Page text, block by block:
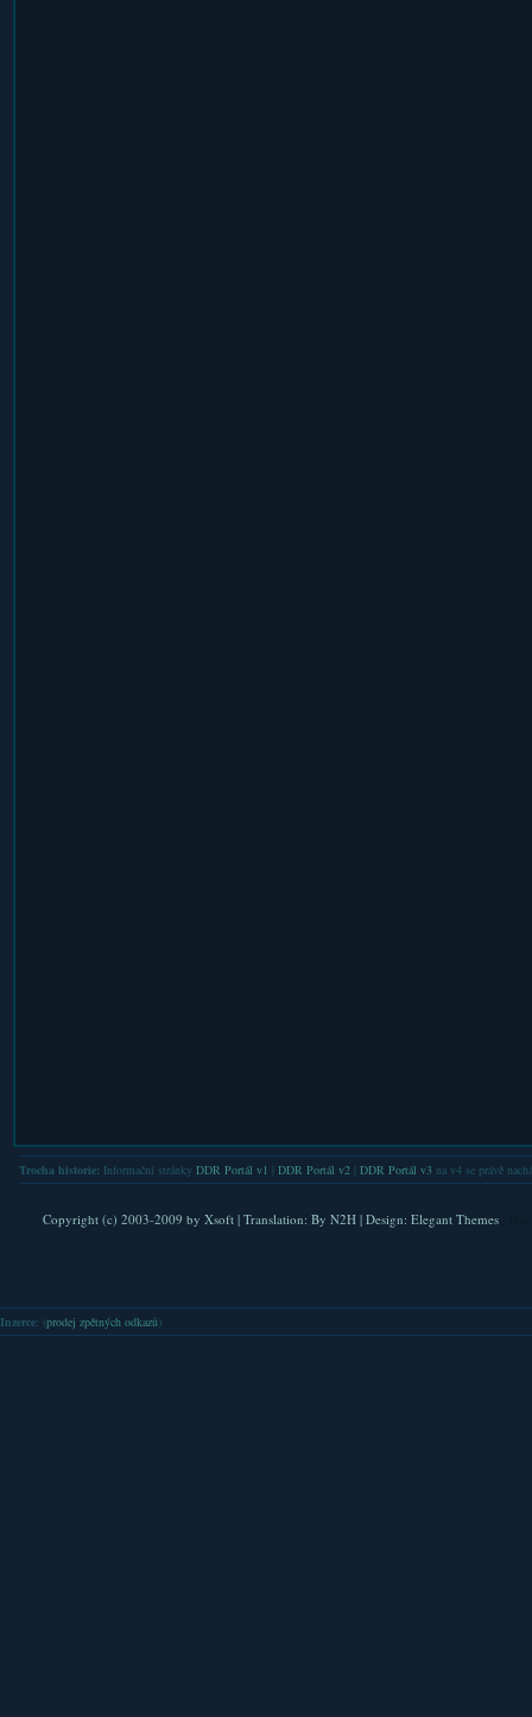
Trocha historie: Informační stránky DDR Portál v1 DDR Portál v2| DDR Portál v3na v4 se právě
Copyright (c) 2003-2009 by Xsoft| Translation: By N2H| Design: Elegant Themes
Inzerce: (prodej zpětných odkazů )